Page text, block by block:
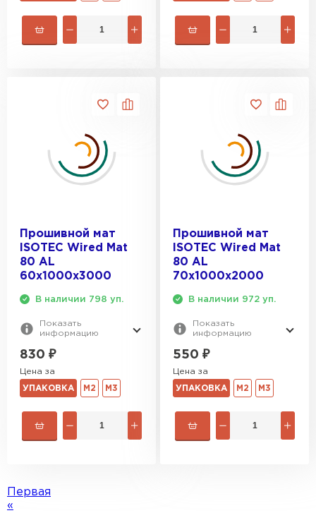
Прошивной мат
ISOTEC Wired Mat
80 AL
60х1000х3000
В наличии 798 уп.
Показать
информацию
830 ₽
Цена за
УПАКОВКА М2 М3
Прошивной мат
ISOTEC Wired Mat
80 AL
70х1000х2000
В наличии 972 уп.
Показать
информацию
550 ₽
Цена за
УПАКОВКА М2 М3
Первая
«